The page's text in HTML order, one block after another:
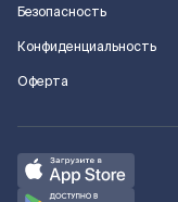
Безопасность
Конфиденциальность
Оферта